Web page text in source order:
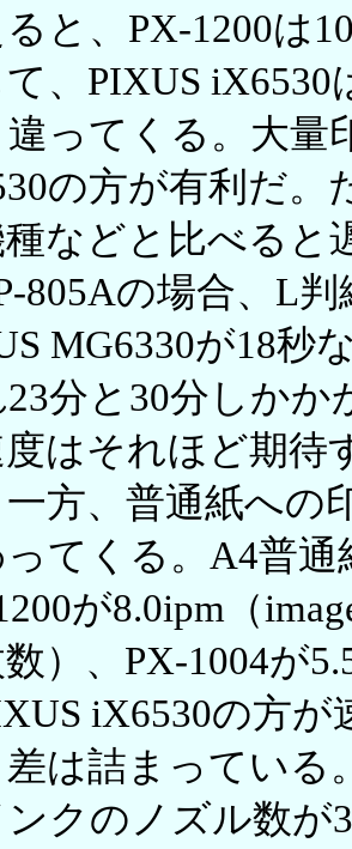
と、PX-1200は
、PIXUS
ってくる。大量
の方が有利だ。
などと比べると
805Aの場合、L
MG6330が18秒
分と30分しか
度はそれほど期待
一方、普通紙への
てくる。A4普
が8.0ipm（
）、PX-1004が
iX6530の方
は詰まっている
ンクのノズル数が